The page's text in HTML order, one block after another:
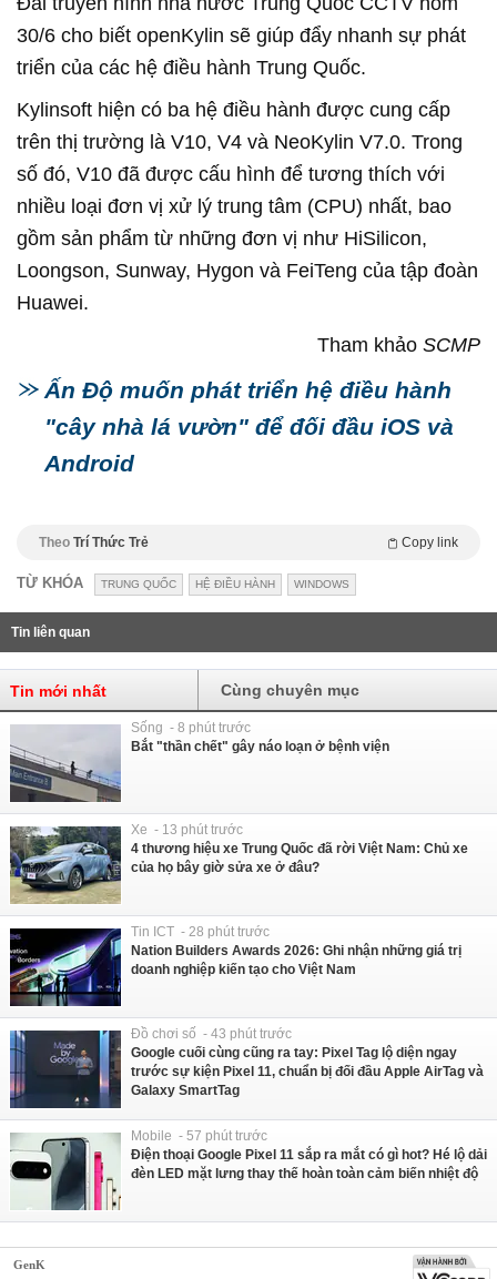
30/6 cho biết openKylin sẽ giúp đẩy nhanh sự phát
triển của các hệ điều hành Trung Quốc.
Kylinsoft hiện có ba hệ điều hành được cung cấp
trên thị trường là V10, V4 và NeoKylin V7.0. Trong
số đó, V10 đã được cấu hình để tương thích với
nhiều loại đơn vị xử lý trung tâm (CPU) nhất, bao
gồm sản phẩm từ những đơn vị như HiSilicon,
Loongson, Sunway, Hygon và FeiTeng của tập đoàn
Huawei.
Tham khảo SCMP
Ấn Độ muốn phát triển hệ điều hành
"cây nhà lá vườn" để đối đầu iOS và
Android
Theo Trí Thức Trẻ Copy link
TỪ KHÓA TRUNG QUỐC HỆ ĐIỀU HÀNH WINDOWS
Tin liên quan
Tin mới nhất Cùng chuyên mục
Sống - 8 phút trước
Bắt "thần chết" gây náo loạn ở bệnh viện
Xe - 13 phút trước
4 thương hiệu xe Trung Quốc đã rời Việt Nam: Chủ xe
của họ bây giờ sửa xe ở đâu?
Tin ICT - 28 phút trước
Nation Builders Awards 2026: Ghi nhận những giá trị
doanh nghiệp kiến tạo cho Việt Nam
Đồ chơi số - 43 phút trước
Google cuối cùng cũng ra tay: Pixel Tag lộ diện ngay
trước sự kiện Pixel 11, chuẩn bị đối đầu Apple AirTag và
Galaxy SmartTag
Mobile - 57 phút trước
Điện thoại Google Pixel 11 sắp ra mắt có gì hot? Hé lộ dải
đèn LED mặt lưng thay thế hoàn toàn cảm biến nhiệt độ
GenK